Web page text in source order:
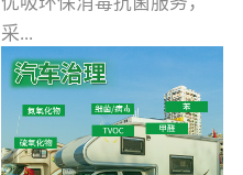
采...
用行业公认奥维牌消毒
液，具备杀死人体冠状病